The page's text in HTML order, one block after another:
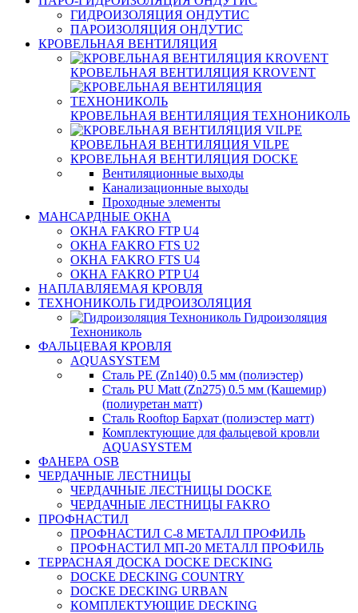
ГИДРОИЗОЛЯЦИЯ ОНДУТИС
ПАРОИЗОЛЯЦИЯ ОНДУТИС
КРОВЕЛЬНАЯ ВЕНТИЛЯЦИЯ
КРОВЕЛЬНАЯ ВЕНТИЛЯЦИЯ KROVENT
КРОВЕЛЬНАЯ ВЕНТИЛЯЦИЯ ТЕХНОНИКОЛЬ
КРОВЕЛЬНАЯ ВЕНТИЛЯЦИЯ VILPE
КРОВЕЛЬНАЯ ВЕНТИЛЯЦИЯ DOCKE
Вентиляционные выходы
Канализационные выходы
Проходные элементы
МАНСАРДНЫЕ ОКНА
ОКНА FAKRO FTP U4
ОКНА FAKRO FTS U2
ОКНА FAKRO FTS U4
ОКНА FAKRO PTP U4
НАПЛАВЛЯЕМАЯ КРОВЛЯ
ТЕХНОНИКОЛЬ ГИДРОИЗОЛЯЦИЯ
Гидроизоляция
Технониколь
ФАЛЬЦЕВАЯ КРОВЛЯ
AQUASYSTEM
Сталь PE (Zn140) 0.5 мм (полиэстер)
Сталь PU Matt (Zn275) 0.5 мм (Кашемир)
(полиуретан матт)
Сталь Rooftop Бархат (полиэстер матт)
Комплектующие для фальцевой кровли
AQUASYSTEM
ФАНЕРА OSB
ЧЕРДАЧНЫЕ ЛЕСТНИЦЫ
ЧЕРДАЧНЫЕ ЛЕСТНИЦЫ DOCKE
ЧЕРДАЧНЫЕ ЛЕСТНИЦЫ FAKRO
ПРОФНАСТИЛ
ПРОФНАСТИЛ C-8 МЕТАЛЛ ПРОФИЛЬ
ПРОФНАСТИЛ МП-20 МЕТАЛЛ ПРОФИЛЬ
ТЕРРАСНАЯ ДОСКА DOCKE DECKING
DOCKE DECKING COUNTRY
DOCKE DECKING URBAN
КОМПЛЕКТУЮЩИЕ DECKING